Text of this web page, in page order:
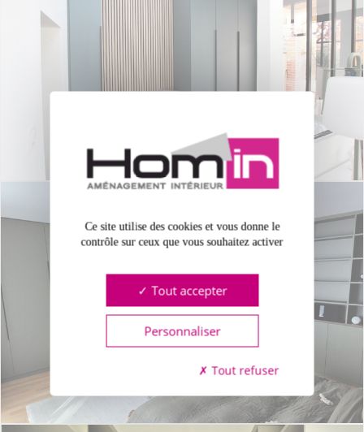
Ce site utilise des cookies et vous donne le
contrôle sur ceux que vous souhaitez activer
Tout accepter
Tout refuser
Personnaliser